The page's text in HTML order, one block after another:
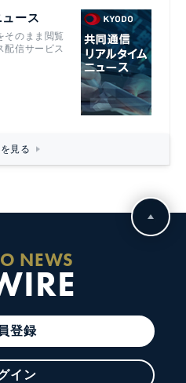
ース
そのまま閲覧
配信サービス
見る
NEWS
登録
イン